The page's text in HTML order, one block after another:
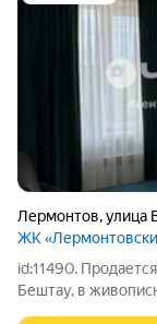
Лермонтов,улица
ЖК
id:11490.
Бештау, в